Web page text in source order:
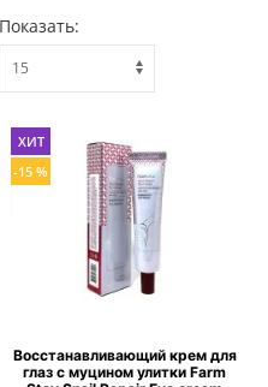
Показать:
ХИТ
-15 %
Восстанавливающий крем для
глаз с муцином улитки Farm